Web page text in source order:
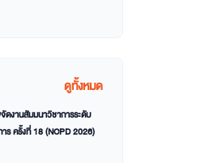
ดูทั้งหมด
ดงานสัมมนาวิชาการระดับ
ร ครั้งที่ 18 (NCPD 2026)